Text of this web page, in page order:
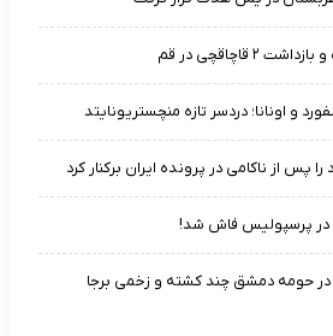
و اونانا؛ دردسر تازه منچستریونایتد
پس از ناکامی در پرونده ایران برکنار کرد
در پرسپولیس فاش شد!
در حومه دمشق چند کشته و زخمی برجا